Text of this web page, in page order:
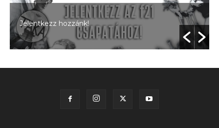
Jelentkezz hozzánk!